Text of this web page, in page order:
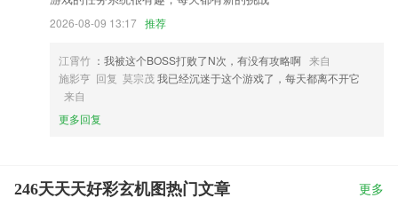
2026-08-09 13:17 推荐
江霄竹 ：我被这个BOSS打败了N次，有没有攻略啊 来自
施影亨 回复 莫宗茂我已经沉迷于这个游戏了，每天都离不开它
来自
更多回复
246天天天好彩玄机图热门文章 更多